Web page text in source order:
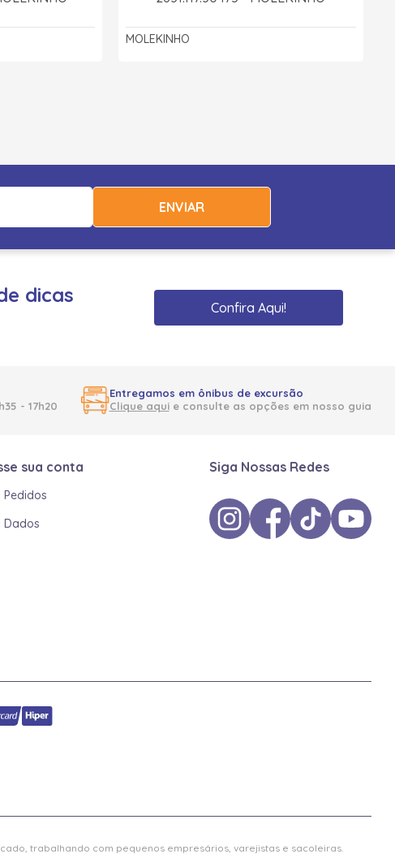
MOLEKINHO
ENVIAR
dicas
Confira Aqui!
- 17h20
Entregamos em ônibus de excursão
Clique aquie consulte as opções em nosso guia
sua conta
Pedidos
Dados
Siga Nossas Redes
trabalhando com pequenos empresários, varejistas e sacoleiras.